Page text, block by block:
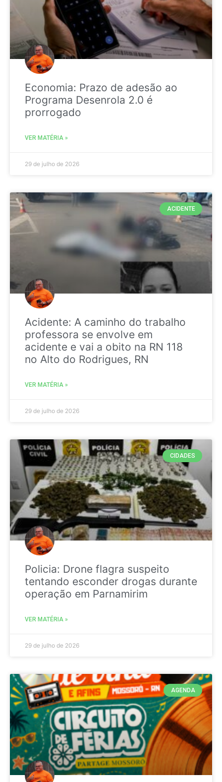
Economia: Prazo de adesão ao
Programa Desenrola 2.0 é
prorrogado
VER MATÉRIA »
29 de julho de 2026
ACIDENTE
Acidente: A caminho do trabalho
professora se envolve em
acidente e vai a obito na RN 118
no Alto do Rodrigues, RN
VER MATÉRIA »
29 de julho de 2026
CIDADES
Policia: Drone flagra suspeito
tentando esconder drogas durante
operação em Parnamirim
VER MATÉRIA »
29 de julho de 2026
AGENDA